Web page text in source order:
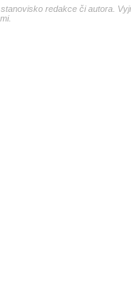
redakce či autora.